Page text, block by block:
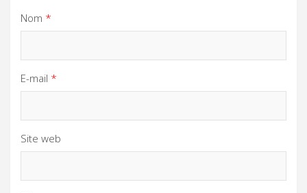
Nom *
E-mail *
Site web